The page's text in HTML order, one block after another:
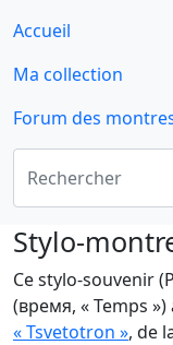
Accueil
Ma collection
Forum des
Stylo-
Ce stylo-souvenir
(время, « Temps
« Tsvetotron », de